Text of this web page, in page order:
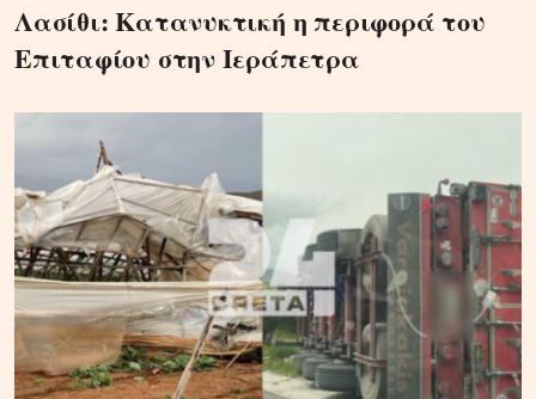
Λασίθι: Κατανυκτική η περιφορά του
Επιταφίου στην Ιεράπετρα